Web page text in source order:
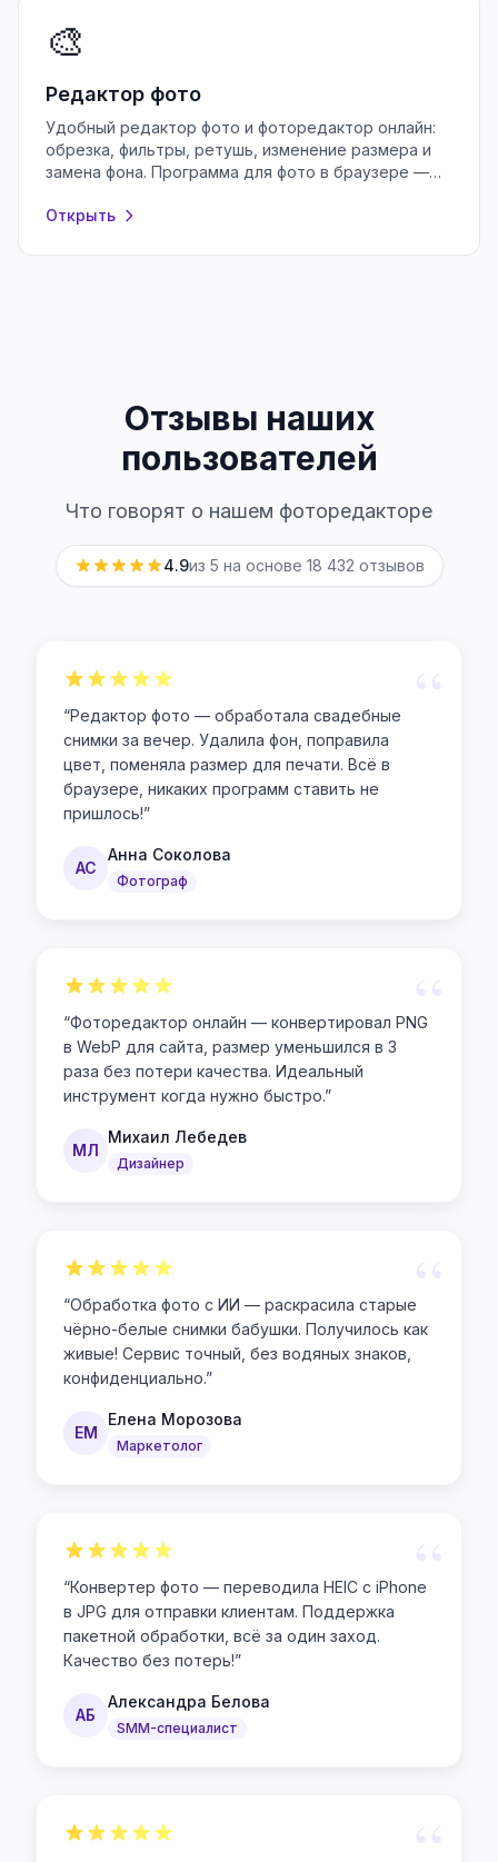
🎨
Редактор фото
Удобный редактор фото и фоторедактор онлайн:
обрезка, фильтры, ретушь, изменение размера и
замена фона. Программа для фото в браузере —
Открыть
Отзывы наших
пользователей
Что говорят о нашем фоторедакторе
4.9из 5 на основе 18 432 отзывов
“Редактор фото — обработала свадебные
снимки за вечер. Удалила фон, поправила
цвет, поменяла размер для печати. Всё в
браузере, никаких программ ставить не
пришлось!”
АС
Анна Соколова
Фотограф
“
“Фоторедактор онлайн — конвертировал PNG
в WebP для сайта, размер уменьшился в 3
раза без потери качества. Идеальный
инструмент когда нужно быстро.”
МЛ
Михаил Лебедев
Дизайнер
“
“Обработка фото с ИИ — раскрасила старые
чёрно-белые снимки бабушки. Получилось как
живые! Сервис точный, без водяных знаков,
конфиденциально.”
ЕМ
Елена Морозова
Маркетолог
“
“Конвертер фото — переводила HEIC с iPhone
в JPG для отправки клиентам. Поддержка
пакетной обработки, всё за один заход.
Качество без потерь!”
АБ
Александра Белова
SMM-специалист